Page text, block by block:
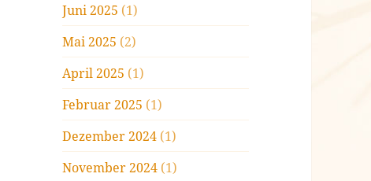
Juni 2025 (1)
Mai 2025 (2)
April 2025 (1)
Februar 2025 (1)
Dezember 2024 (1)
November 2024 (1)